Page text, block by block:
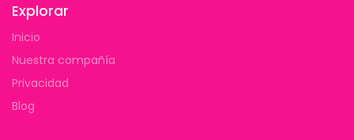
Explorar
Inicio
Nuestra compañía
Privacidad
Blog